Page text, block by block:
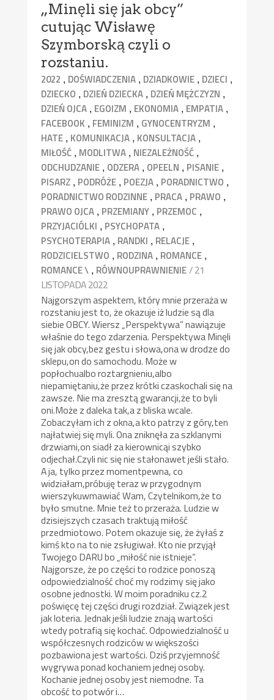
„Minęli się jak obcy”
cutując Wisławę
Szymborską czyli o
rozstaniu.
2022 , DOŚWIADCZENIA , DZIADKOWIE , DZIECI ,
DZIECKO , DZIEŃ DZIECKA , DZIEŃ MĘŻCZYZN ,
DZIEŃ OJCA , EGOIZM , EKONOMIA , EMPATIA ,
FACEBOOK , FEMINIZM , GYNOCENTRYZM ,
HATE , KOMUNIKACJA , KONSULTACJA ,
MIŁOŚĆ , MODLITWA , NIEZALEŻNOŚĆ ,
ODCHUDZANIE , ODZERA , OPEELN , PISANIE ,
PISARZ , PODRÓŻE , POEZJA , PORADNICTWO ,
PORADNICTWO RODZINNE , PRACA , PRAWO ,
PRAWO OJCA , PRZEMIANY , PRZEMOC ,
PRZYJACIÓLKI , PSYCHOPATA ,
PSYCHOTERAPIA , RANDKI , RELACJE ,
RODZICIELSTWO , RODZINA , ROMANCE ,
ROMANCE \ , RÓWNOUPRAWNIENIE/ 21
LISTOPADA 2022
Najgorszym aspektem, który mnie przeraża w
rozstaniu jest to, że okazuje iż ludzie są dla
siebie OBCY. Wiersz „Perspektywa” nawiązuje
właśnie do tego zdarzenia. Perspektywa Minęli
się jak obcy,bez gestu i słowa,ona w drodze do
sklepu,on do samochodu. Może w
popłochualbo roztargnieniu,albo
niepamiętaniu,że przez krótki czaskochali się na
zawsze. Nie ma zresztą gwarancji,że to byli
oni.Może z daleka tak,a z bliska wcale.
Zobaczyłam ich z okna,a kto patrzy z góry,ten
najłatwiej się myli. Ona zniknęła za szklanymi
drzwiami,on siadł za kierownicąi szybko
odjechał.Czyli nic się nie stałonawet jeśli stało.
A ja, tylko przez momentpewna, co
widziałam,próbuję teraz w przygodnym
wierszykuwmawiać Wam, Czytelnikom,że to
było smutne. Mnie też to przeraża. Ludzie w
dzisiejszych czasach traktują miłość
przedmiotowo. Potem okazuje się, że żyłaś z
kimś kto na to nie zsługiwał. Kto nie przyjął
Twojego DARU bo „miłość nie istnieje”.
Najgorsze, że po części to rodzice ponoszą
odpowiedzialność choć my rodzimy się jako
osobne jednostki. W moim poradniku cz.2
poświęcę tej części drugi rozdział. Związek jest
jak loteria. Jednak jeśli ludzie znają wartości
wtedy potrafią się kochać. Odpowiedzialność u
współczesnych rodziców w większości
pozbawiona jest wartości. Dziś przyjemność
wygrywa ponad kochaniem jednej osoby.
Kochanie jednej osoby jest niemodne. Ta
obcość to potwór i…